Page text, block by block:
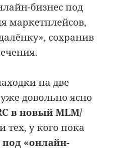
бизнес под
маркетплейсов,
сохранив
на две
довольно ясно
в новый MLM/
тех, у кого пока
«онлайн-